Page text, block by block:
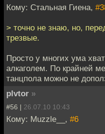
Кому: Стальная Гиена,
> точно не знаю, но,
трезвые.
Просто у многих ума
алкаголем. По крайней
танцпола можно не
plvtor »
#56 | 26.07.10 10:43
Кому: Muzzle__, #6